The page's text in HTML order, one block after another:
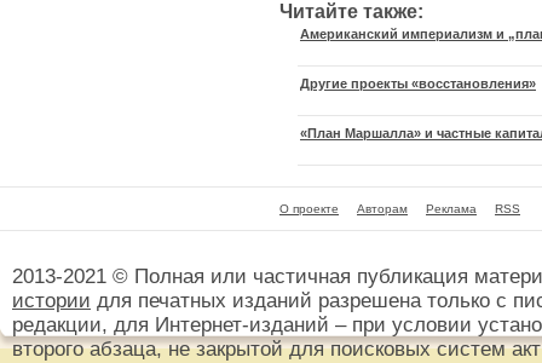
Читайте также:
Американский империализм и
Другие проекты «восстановления»
«План Маршалла» и частные
О проекте Авторам Реклама RSS
2013-2021 © Полная или частичная публикация
истории для печатных изданий разрешена только с
редакции, для Интернет-изданий – при условии
второго абзаца, не закрытой для поисковых систем